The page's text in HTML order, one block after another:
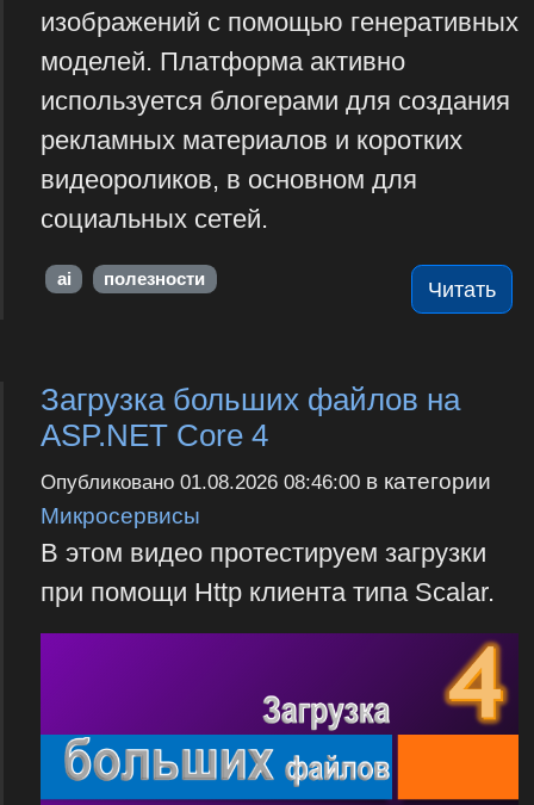
изображений с помощью генеративных
моделей. Платформа активно
используется блогерами для создания
рекламных материалов и коротких
видеороликов, в основном для
социальных сетей.
Читать
ai полезности
Загрузка больших файлов на
ASP.NET Core 4
Опубликовано 01.08.2026 08:46:00в категории
Микросервисы
В этом видео протестируем загрузки
при помощи Http клиента типа Scalar.